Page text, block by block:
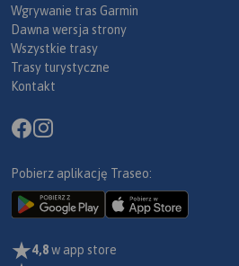
Wgrywanie tras Garmin
Dawna wersja strony
Wszystkie trasy
Trasy turystyczne
Kontakt
Pobierz aplikację Traseo:
4,8w app store